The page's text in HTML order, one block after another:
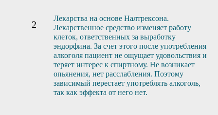
Лекарства на основе Налтрексона.
Лекарственное средство изменяет работу
клеток, ответственных за выработку
эндорфина. За счет этого после употребления
алкоголя пациент не ощущает удовольствия и
теряет интерес к спиртному. Не возникает
опьянения, нет расслабления. Поэтому
зависимый перестает употреблять алкоголь,
так как эффекта от него нет.